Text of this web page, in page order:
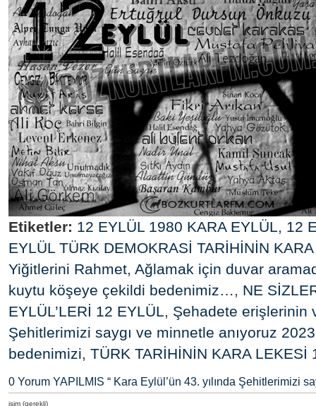
Etiketler: 12 EYLÜL 1980 KARA EYLÜL, 12
EYLÜL TÜRK DEMOKRASİ TARİHİNİN
Yiğitlerini Rahmet, Ağlamak için duvar
kuytu köşeye çekildi bedenimiz…, NE
EYLÜL’LERİ 12 EYLÜL, Şehadete erişlerinin
Şehitlerimizi saygı ve minnetle anıyoruz 2023
bedenimizi, TÜRK TARİHİNİN KARA LEKESİ
0 Yorum YAPILMIS “ Kara Eylül’ün 43. yılında Şehitlerimizi
isim (gerekli)